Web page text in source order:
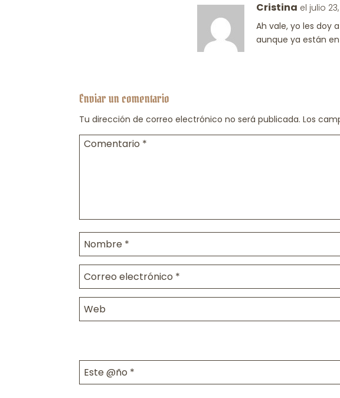
Cristina el julio
Ah vale, yo les doy
aunque ya están
Enviar un comentario
Tu dirección de correo electrónico no será publicada. Los